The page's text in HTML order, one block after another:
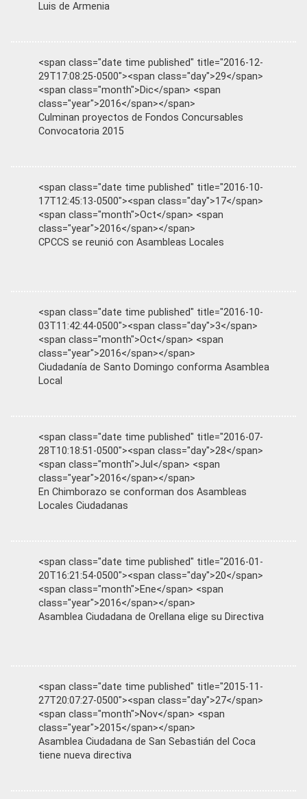
Luis de Armenia
<span class="date time published" title="2016-12-
29T17:08:25-0500"><span class="day">29</span>
<span class="month">Dic</span> <span
class="year">2016</span></span>
Culminan proyectos de Fondos Concursables
Convocatoria 2015
<span class="date time published" title="2016-10-
17T12:45:13-0500"><span class="day">17</span>
<span class="month">Oct</span> <span
class="year">2016</span></span>
CPCCS se reunió con Asambleas Locales
<span class="date time published" title="2016-10-
03T11:42:44-0500"><span class="day">3</span>
<span class="month">Oct</span> <span
class="year">2016</span></span>
Ciudadanía de Santo Domingo conforma Asamblea
Local
<span class="date time published" title="2016-07-
28T10:18:51-0500"><span class="day">28</span>
<span class="month">Jul</span> <span
class="year">2016</span></span>
En Chimborazo se conforman dos Asambleas
Locales Ciudadanas
<span class="date time published" title="2016-01-
20T16:21:54-0500"><span class="day">20</span>
<span class="month">Ene</span> <span
class="year">2016</span></span>
Asamblea Ciudadana de Orellana elige su Directiva
<span class="date time published" title="2015-11-
27T20:07:27-0500"><span class="day">27</span>
<span class="month">Nov</span> <span
class="year">2015</span></span>
Asamblea Ciudadana de San Sebastián del Coca
tiene nueva directiva